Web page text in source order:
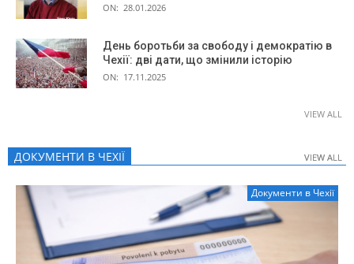
ON: 28.01.2026
День боротьби за свободу і демократію в
Чехії: дві дати, що змінили історію
ON: 17.11.2025
VIEW ALL
ДОКУМЕНТИ В ЧЕХІЇ VIEW ALL
Документи в Чехії
VIEW ALL